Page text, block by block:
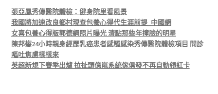
張亞鳳秀傳醫院體檢：健身院里看風景
我國將加速改良鄉村現查包養心得代生涯前提_中國網
女喜包養心得版郭德綱照片曝光 清點那些年撞臉的明星
陳邦鋆24小時親身經歷乳癌患者感觸感染秀傳醫院體檢項目 問診
嘔吐焦慮樣樣來
英超新規下賽季出爐 拉扯頭億嵐系統傢俱發不再自動領紅卡